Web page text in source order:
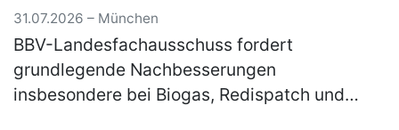
31.07.2026 – München
BBV-Landesfachausschuss fordert
grundlegende Nachbesserungen
insbesondere bei Biogas, Redispatch und